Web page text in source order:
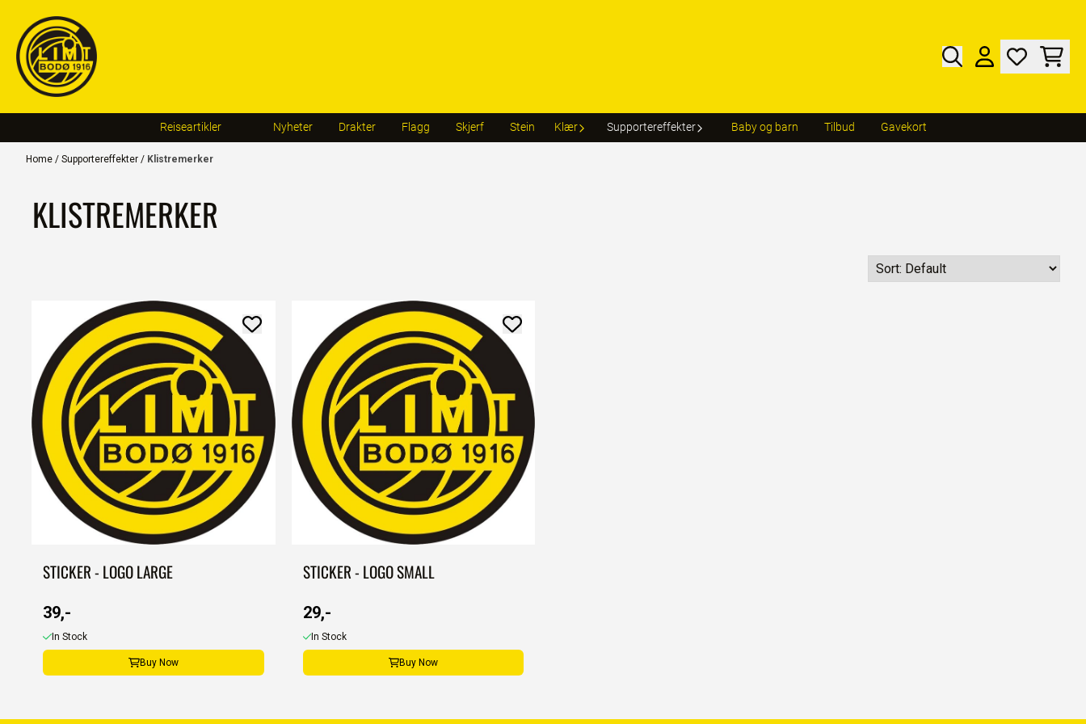
Skip to content
Reiseartikler Nyheter Drakter Flagg Skjerf Stein Klær Supportereffekter Baby og barn Tilbud Gavekort
Home / Supportereffekter / Klistremerker
KLISTREMERKER
STICKER - LOGO LARGE
39,-
In Stock
Buy Now
STICKER - LOGO SMALL
29,-
In Stock
Buy Now